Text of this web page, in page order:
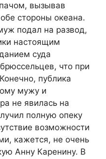
вызывав
стороны океана.
подал на развод,
настоящим
суда
что при
публика
мужу и
не явилась на
полную опеку
возможности
кажется, не очень
Анну Каренину. В